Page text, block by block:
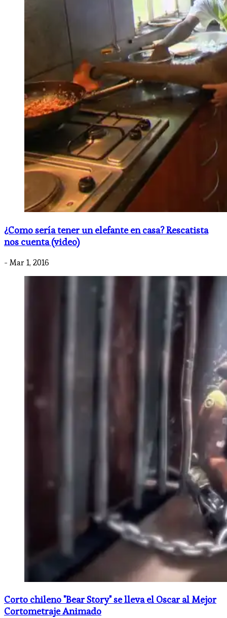
¿Como sería tener un elefante en casa? Rescatista
nos cuenta (video)
- Mar 1, 2016
Corto chileno "Bear Story" se lleva el Oscar al Mejor
Cortometraje Animado